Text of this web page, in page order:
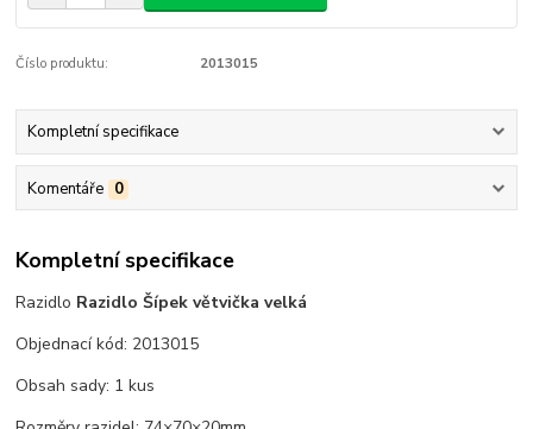
Číslo produktu: 2013015
Kompletní specifikace
Komentáře 0
Kompletní specifikace
Razidlo Razidlo Šípek větvička velká
Objednací kód: 2013015
Obsah sady: 1 kus